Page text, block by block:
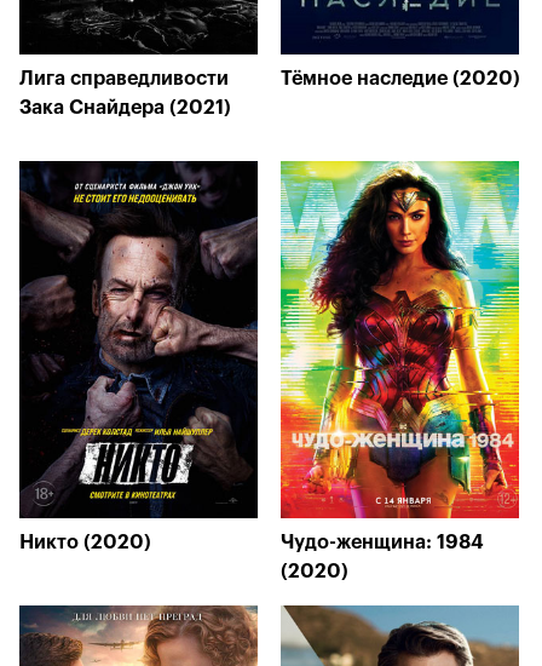
Лига справедливости
Зака Снайдера (2021)
Тёмное наследие (2020)
Никто (2020)
Чудо-женщина: 1984
(2020)